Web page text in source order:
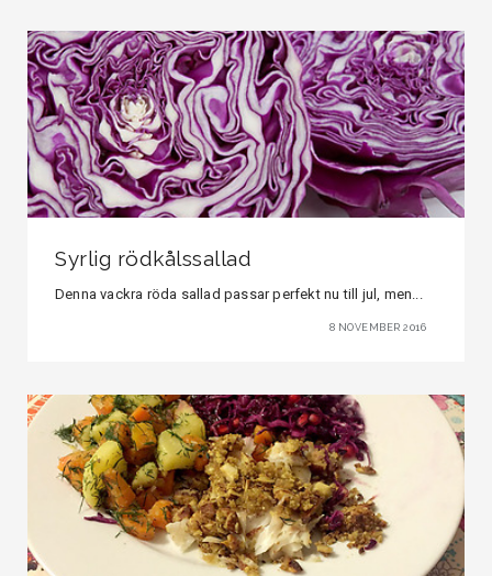
Syrlig rödkålssallad
Denna vackra röda sallad passar perfekt nu till jul, men...
8 NOVEMBER 2016